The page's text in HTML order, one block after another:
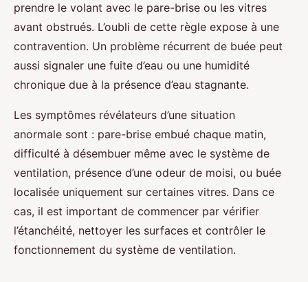
prendre le volant avec le pare-brise ou les vitres
avant obstrués. L’oubli de cette règle expose à une
contravention. Un problème récurrent de buée peut
aussi signaler une fuite d’eau ou une humidité
chronique due à la présence d’eau stagnante.
Les symptômes révélateurs d’une situation
anormale sont : pare-brise embué chaque matin,
difficulté à désembuer même avec le système de
ventilation, présence d’une odeur de moisi, ou buée
localisée uniquement sur certaines vitres. Dans ce
cas, il est important de commencer par vérifier
l’étanchéité, nettoyer les surfaces et contrôler le
fonctionnement du système de ventilation.